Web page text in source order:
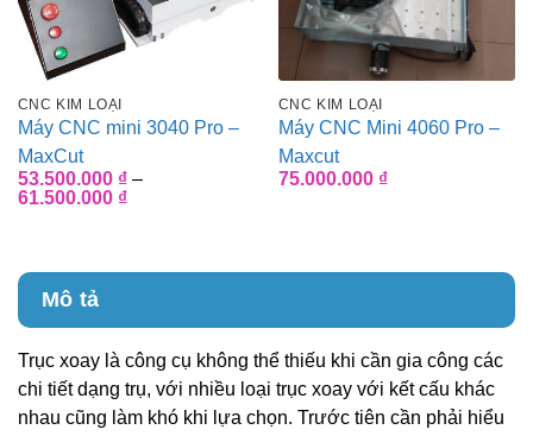
CNC KIM LOẠI
Máy CNC mini 3040 Pro –
MaxCut
53.500.000 ₫ –
61.500.000 ₫Khoảng
đến
CNC KIM LOẠI
Máy CNC Mini 4060 Pro –
Maxcut
75.000.000 ₫
Mô tả
Trục xoay là công cụ không thể thiếu khi cần gia công các
chi tiết dạng trụ, với nhiều loại trục xoay với kết cấu khác
nhau cũng làm khó khi lựa chọn. Trước tiên cần phải hiểu